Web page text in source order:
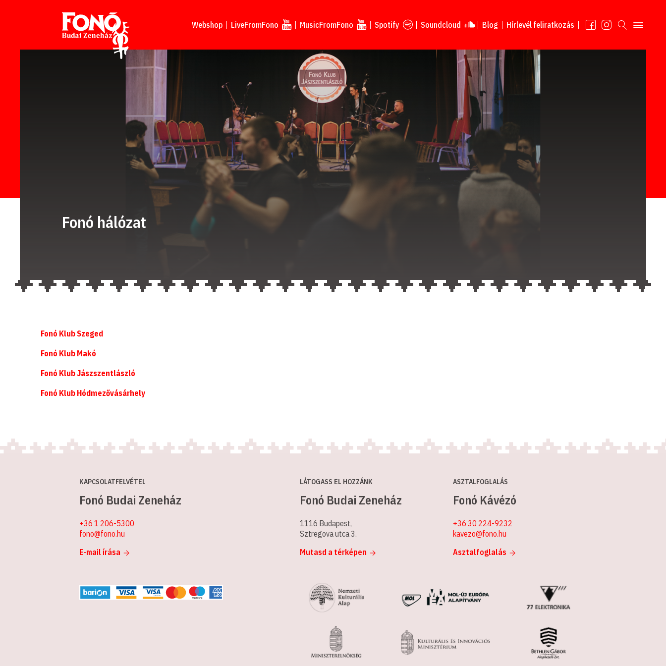
Tovább a tartalomhoz
Webshop LiveFromFono MusicFromFono Spotify Soundcloud Blog Hírlevél feliratkozás
Fonó hálózat
Fonó Klub Szeged
Fonó Klub Makó
Fonó Klub Jászszentlászló
Fonó Klub Hódmezővásárhely
KAPCSOLATFELVÉTEL
Fonó Budai Zeneház
+36 1 206-5300
fono@fono.hu
E-mail írása
LÁTOGASS EL HOZZÁNK
Fonó Budai Zeneház
1116 Budapest,
Sztregova utca 3.
Mutasd a térképen
ASZTALFOGLALÁS
Fonó Kávézó
+36 30 224-9232
kavezo@fono.hu
Asztalfoglalás